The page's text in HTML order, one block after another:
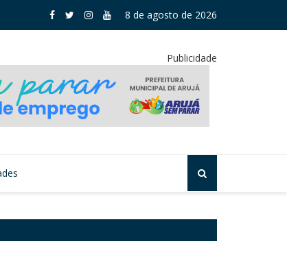
Santa Isabel entre destaques educacionais da região
8 de agosto de 2026
Publicidade